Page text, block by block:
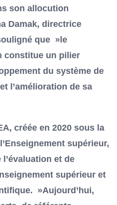
son allocution
Damak, directrice
que »le
constitue un pilier
du système de
l’amélioration de sa
créée en 2020 sous la
supérieur,
et de
supérieur et
»Aujourd’hui,